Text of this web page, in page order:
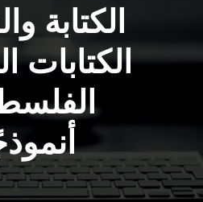
الكتابة
الكتابات